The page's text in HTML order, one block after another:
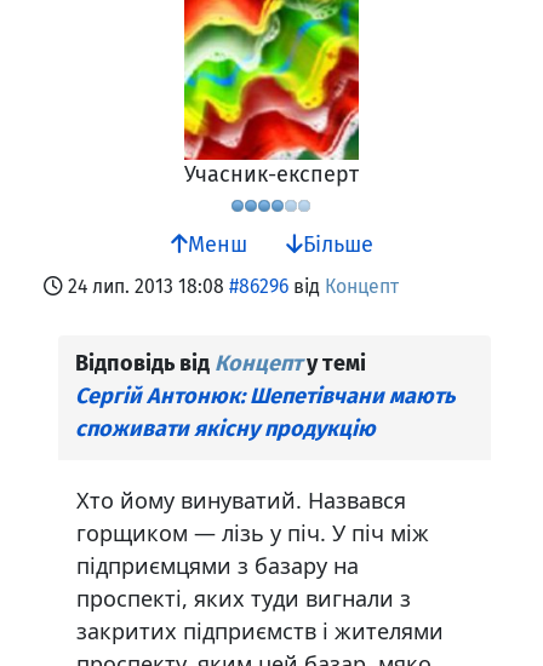
Учасник-експерт
Менш Більше
24 лип. 2013 18:08 #86296 від Концепт
Відповідь від Концепту темі
Сергій Антонюк: Шепетівчани мають
споживати якісну продукцію
Хто йому винуватий. Назвався
горщиком — лізь у піч. У піч між
підприємцями з базару на
проспекті, яких туди вигнали з
закритих підприємств і жителями